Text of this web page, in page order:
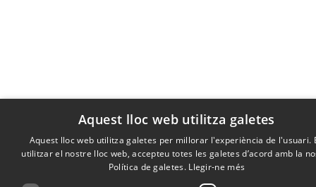
Aquest lloc web utilitza galetes
Aquest lloc web utilitza galetes per millorar l'experiència de l'usuari.
utilitzar el nostre lloc web, accepteu totes les galetes d’acord amb la
Política de galetes. Llegir-ne més